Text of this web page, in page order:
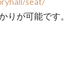
りが可能です。